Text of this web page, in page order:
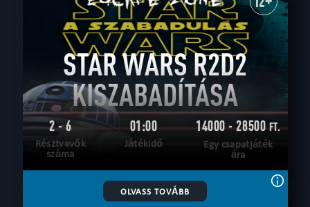
STAR WARS R2D2
KISZABADÍTÁSA
2 - 6
Résztvevők
száma
01:00
Játékidő
14000 - 28500FT.
Egy csapatjáték
ára
OLVASS TOVÁBB